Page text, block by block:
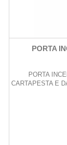
PORTA
PORTA
CARTAPESTA E